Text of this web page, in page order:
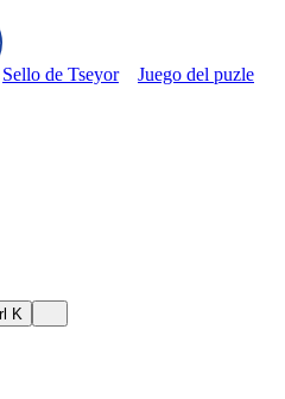
Sello de Tseyor
Juego del puzle
K